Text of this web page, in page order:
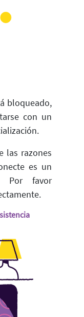
bloqueado,
con un
las razones
es un
Por favor